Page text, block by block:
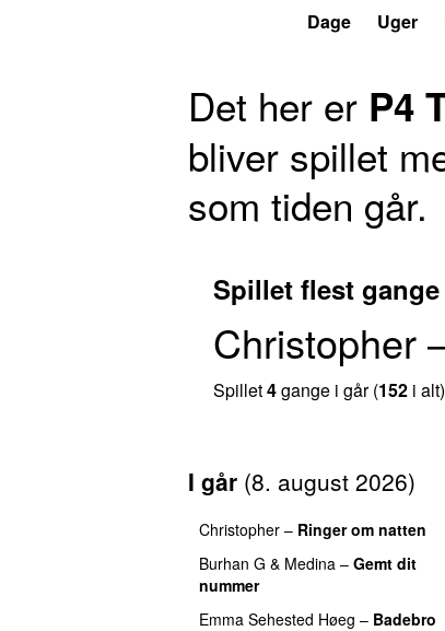
Dage Uger
Det her er P4
bliver spillet
som tiden går.
Spillet flest
Christopher
Spillet4gange i går (152 i alt)
I går (8. august 2026)
Christopher – Ringer om natten
Burhan G & Medina – Gemt dit
nummer
Emma Sehested Høeg – Badebro